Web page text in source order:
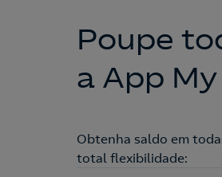
Poupe
a App
Obtenha saldo em
total flexibilidade: